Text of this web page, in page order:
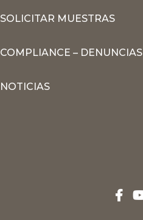
SOLICITAR MUESTRAS
COMPLIANCE – DENUNCIAS
NOTICIAS